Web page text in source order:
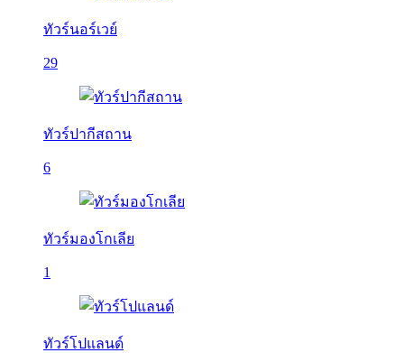
ทัวร์นอร์เวย์
29
ทัวร์ปากีสถาน
6
ทัวร์มองโกเลีย
1
ทัวร์โปแลนด์